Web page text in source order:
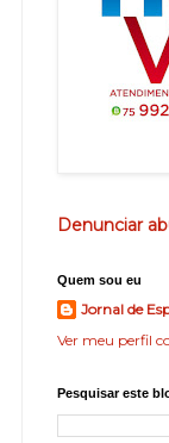
Denunciar
Quem sou eu
Jornal de
Ver meu perfil
Pesquisar este